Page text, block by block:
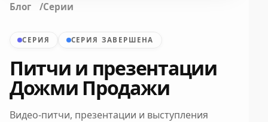
Блог Серии
СЕРИЯ СЕРИЯ ЗАВЕРШЕНА
Питчи и презентации
Дожми Продажи
Видео-питчи, презентации и выступления